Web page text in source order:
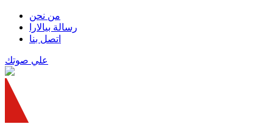
من نحن
رسالة بيالارا
اتصل بنا
علي صوتك